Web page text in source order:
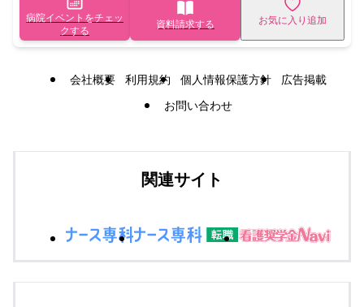
病院イベントをチェッ
クする
資料請求する お気に入り追加
会社概要 利用規約 個人情報保護方針
広告掲載
お問い合わせ
関連サイト